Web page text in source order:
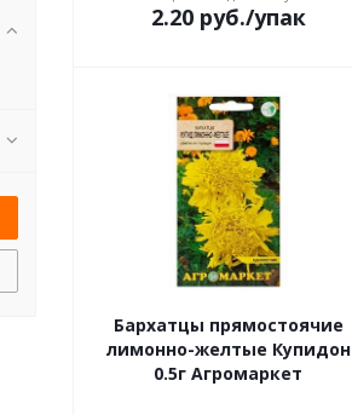
2.20руб./упак
Бархатцы прямостоячие
лимонно-желтые Купидон
0.5г Агромаркет